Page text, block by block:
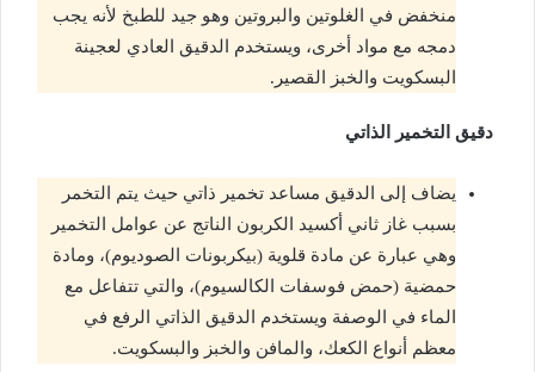
منخفض في الغلوتين والبروتين وهو جيد للطبخ لأنه يجب
دمجه مع مواد أخرى، ويستخدم الدقيق العادي لعجينة
البسكويت والخبز القصير.
دقيق التخمير الذاتي
يضاف إلى الدقيق مساعد تخمير ذاتي حيث يتم التخمر
بسبب غاز ثاني أكسيد الكربون الناتج عن عوامل التخمير
وهي عبارة عن مادة قلوية (بيكربونات الصوديوم)، ومادة
حمضية (حمض فوسفات الكالسيوم)، والتي تتفاعل مع
الماء في الوصفة ويستخدم الدقيق الذاتي الرفع في
معظم أنواع الكعك، والمافن والخبز والبسكويت.